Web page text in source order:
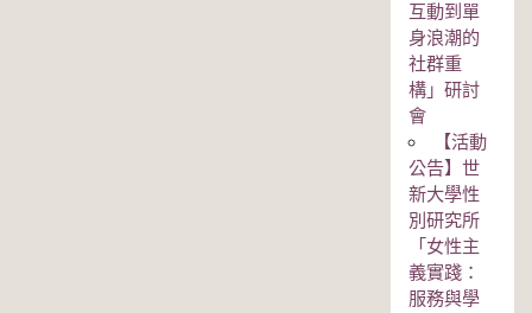
互動到單
身浪潮的
社群重
構」研討
會
【活動
公告】世
新大學性
別研究所
「女性主
義實踐：
服務與學